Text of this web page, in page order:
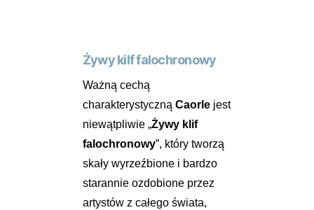
Żywy kilf falochronowy
Ważną cechą
charakterystyczną Caorlejest
niewątpliwie „Żywy klif
falochronowy”, który tworzą
skały wyrzeźbione i bardzo
starannie ozdobione przez
artystów z całego świata,